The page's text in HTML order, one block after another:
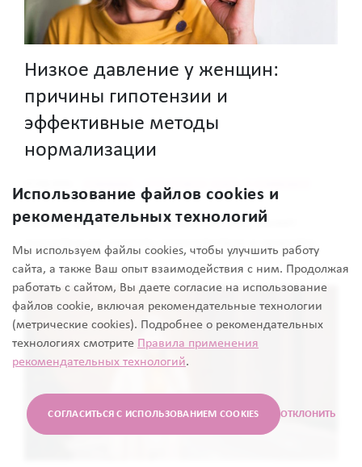
Низкое давление у женщин:
причины гипотензии и
эффективные методы
нормализации
КЛИМАКС – ЧТО НУЖНО ЗНАТЬ О КЛИМАКСЕ
Низкое артериальное давление (АД) может
значительно снизить самочувствие и качество
жизни, быть следствием или причиной
патологических процессов. Артериальная
гипотензия (АГт), или гипотония, изучены не в
достаточной мере, и не все пациенты
обращаются за помощью по этому поводу. При
этом, по разным данным, распространенность
%
. В этой статье рассматриваем, с чем может
быть связано низкое АД, какие способы
Использование файлов cookies и
рекомендательных технологий
Мы используем файлы cookies, чтобы улучшить работу
сайта, а также Ваш опыт взаимодействия с ним. Продолжая
работать с сайтом, Вы даете согласие на использование
файлов cookie, включая рекомендательные технологии
(метрические cookies). Подробнее о рекомендательных
технологиях смотрите Правила применения
рекомендательных технологий.
СОГЛАСИТЬСЯ С ИСПОЛЬЗОВАНИЕМ COOKIES ОТКЛОНИТЬ